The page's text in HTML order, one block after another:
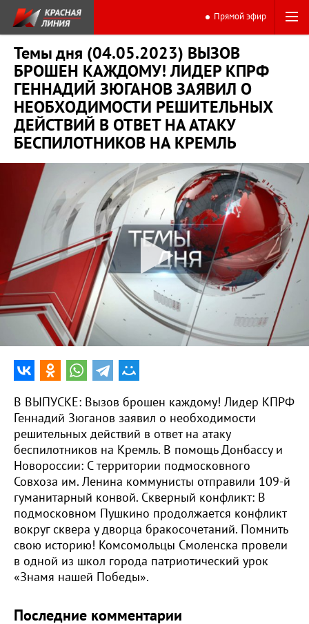
Прямой эфир
Темы дня (04.05.2023) ВЫЗОВ
БРОШЕН КАЖДОМУ! ЛИДЕР КПРФ
ГЕННАДИЙ ЗЮГАНОВ ЗАЯВИЛ О
НЕОБХОДИМОСТИ РЕШИТЕЛЬНЫХ
ДЕЙСТВИЙ В ОТВЕТ НА АТАКУ
БЕСПИЛОТНИКОВ НА КРЕМЛЬ
0:00
В ВЫПУСКЕ: Вызов брошен каждому! Лидер КПРФ
Геннадий Зюганов заявил о необходимости
решительных действий в ответ на атаку
беспилотников на Кремль. В помощь Донбассу и
Новороссии: С территории подмосковного
Совхоза им. Ленина коммунисты отправили 109-й
гуманитарный конвой. Скверный конфликт: В
подмосковном Пушкино продолжается конфликт
вокруг сквера у дворца бракосочетаний. Помнить
свою историю! Комсомольцы Смоленска провели
в одной из школ города патриотический урок
«Знамя нашей Победы».
Последние комментарии